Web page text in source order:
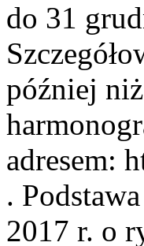
do 31
później
adresem:
.
2017 r. o